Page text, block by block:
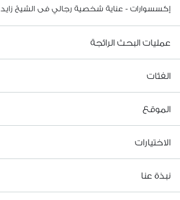
إكسسوارات - عناية شخصية رجالي فى الشيخ زايد
عمليات البحث الرائجة
الفئات
الموقع
الاختيارات
نبذة عنا